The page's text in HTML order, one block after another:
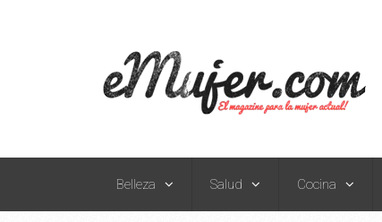
Belleza Salud Cocina